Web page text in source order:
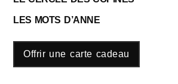
LES MOTS D’ANNE
Offrir une carte cadeau